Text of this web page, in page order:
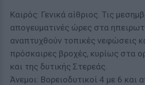
Καιρός: Γενικά αίθριος. Τις
απογευματινές ώρες στα
αναπτυχθούν τοπικές νεφώσεις
πρόσκαιρες βροχές, κυρίως στα
και της δυτικής Στερεάς.
Άνεμοι: Βορειοδυτικοί 4 με 6 και